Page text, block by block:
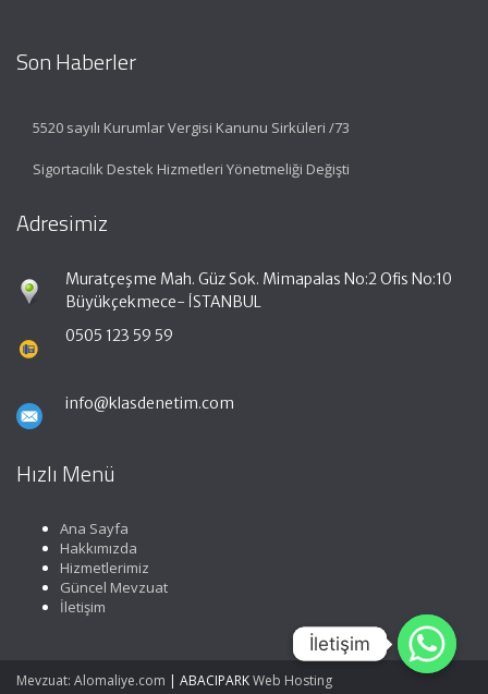
Son Haberler
5520 sayılı Kurumlar Vergisi Kanunu Sirküleri /73
Sigortacılık Destek Hizmetleri Yönetmeliği Değişti
Adresimiz
Muratçeşme Mah. Güz Sok. Mimapalas No:2 Ofis No:10
Büyükçekmece- İSTANBUL
0505 123 59 59
info@klasdenetim.com
Hızlı Menü
Ana Sayfa
Hakkımızda
Hizmetlerimiz
Güncel Mevzuat
İletişim
Mevzuat: Alomaliye.com | ABACIPARKWeb Hosting
İletişim
İletişim